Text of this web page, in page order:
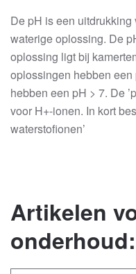
De pH is een
waterige oplossing. De
oplossing ligt bij
oplossingen hebben
hebben een pH > 7. De
voor H+-ionen. In kort
waterstofionen’
Artikelen
onderhoud: